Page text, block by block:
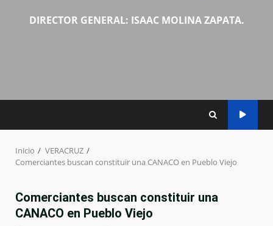
DIRECTOR GENERAL: ISAAC MOLINA ZAPATA.
Inicio
VERACRUZ
Comerciantes buscan constituir una CANACO en Pueblo Viejo
Comerciantes buscan constituir una
CANACO en Pueblo Viejo